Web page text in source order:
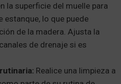
la superficie del muelle para
estanque, lo que puede
de la madera. Ajusta la
de drenaje si es
Realice una limpieza a